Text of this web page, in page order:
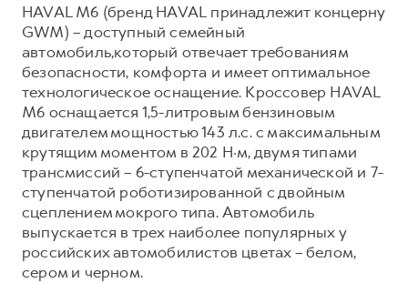
HAVAL Лизинг
АКСЕССУАРЫ HAVAL
Автомобильные аксессуары
Коллекция CITY
Коллекция Базовая
Коллекция Детская
АКСЕССУАРЫ HAVAL
Автомобильные аксессуары
Коллекция CITY
Коллекция Базовая
Коллекция Детская
HAVAL M6 (бренд HAVAL принадлежит концерну
GWM) – доступный семейный
автомобиль,который отвечает требованиям
безопасности, комфорта и имеет оптимальное
технологическое оснащение. Кроссовер HAVAL
M6 оснащается 1,5-литровым бензиновым
двигателем мощностью 143 л.с. с максимальным
крутящим моментом в 202 Н·м, двумя типами
трансмиссий – 6-ступенчатой механической и 7-
ступенчатой роботизированной с двойным
сцеплением мокрого типа. Автомобиль
выпускается в трех наиболее популярных у
российских автомобилистов цветах – белом,
сером и черном.